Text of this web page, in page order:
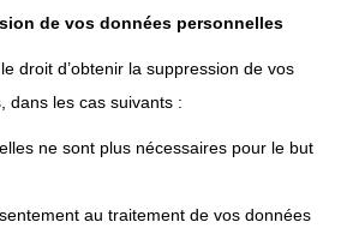
de vos données personnelles
droit d’obtenir la suppression de vos
dans les cas suivants :
ne sont plus nécessaires pour le but
au traitement de vos données